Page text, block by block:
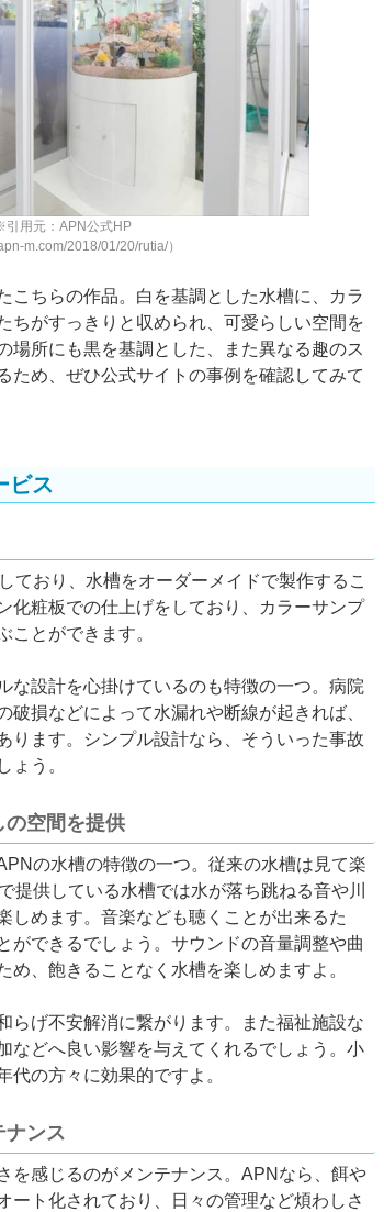
用元：APN公式HP
m.com/2018/01/20/rutia/）
こちらの作品。白を基調とした水槽に、カラ
ちがすっきりと収められ、可愛らしい空間を
場所にも黒を基調とした、また異なる趣のス
ため、ぜひ公式サイトの事例を確認してみて
ビス
ており、水槽をオーダーメイドで製作するこ
化粧板での仕上げをしており、カラーサンプ
ことができます。
な設計を心掛けているのも特徴の一つ。病院
損などによって水漏れや断線が起きれば、
ります。シンプル設計なら、そういった事故
ょう。
の空間を提供
の水槽の特徴の一つ。従来の水槽は見て楽
提供している水槽では水が落ち跳ねる音や川
しめます。音楽なども聴くことが出来るた
ができるでしょう。サウンドの音量調整や曲
め、飽きることなく水槽を楽しめますよ。
らげ不安解消に繋がります。また福祉施設な
などへ良い影響を与えてくれるでしょう。小
代の方々に効果的ですよ。
ナンス
を感じるのがメンテナンス。APNなら、餌や
ート化されており、日々の管理など煩わしさ